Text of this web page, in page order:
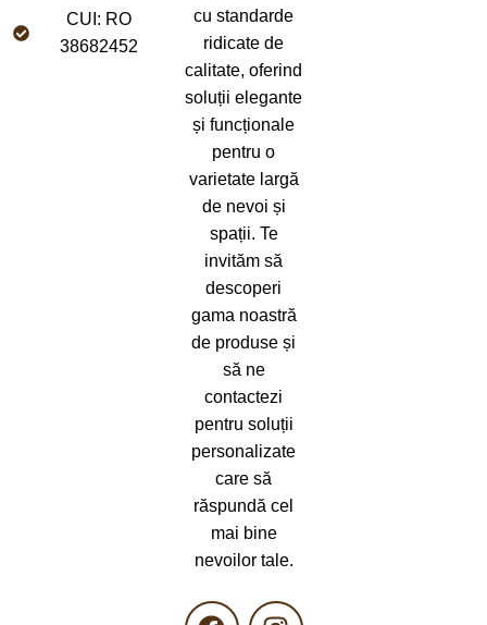
CUI: RO
38682452
cu standarde
ridicate de
calitate, oferind
soluții elegante
și funcționale
pentru o
varietate largă
de nevoi și
spații. Te
invităm să
descoperi
gama noastră
de produse și
să ne
contactezi
pentru soluții
personalizate
care să
răspundă cel
mai bine
nevoilor tale.